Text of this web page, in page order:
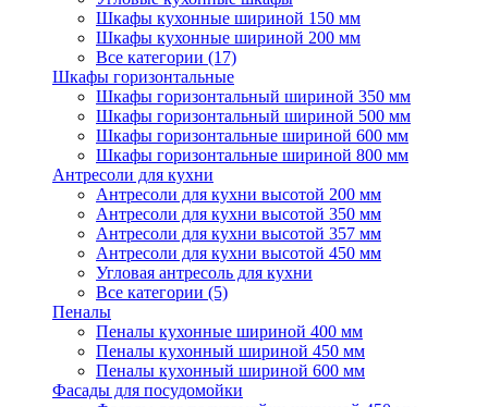
Шкафы кухонные шириной 150 мм
Шкафы кухонные шириной 200 мм
Все категории (17)
Шкафы горизонтальные
Шкафы горизонтальный шириной 350 мм
Шкафы горизонтальный шириной 500 мм
Шкафы горизонтальные шириной 600 мм
Шкафы горизонтальные шириной 800 мм
Антресоли для кухни
Антресоли для кухни высотой 200 мм
Антресоли для кухни высотой 350 мм
Антресоли для кухни высотой 357 мм
Антресоли для кухни высотой 450 мм
Угловая антресоль для кухни
Все категории (5)
Пеналы
Пеналы кухонные шириной 400 мм
Пеналы кухонный шириной 450 мм
Пеналы кухонный шириной 600 мм
Фасады для посудомойки